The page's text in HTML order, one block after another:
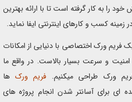
خود را به کار گرفته است تا با ارائه بهترین
کسب و کارهای اینترنتی ایفا نماید.
یک فریم ورک اختصاصی با دنیایی از امکانات
و سرعت بسیار بالاست. در واقع ما
ورک طراحی میکنیم. فریم ورک ها
ای برای آسانتر شدن انجام پروژه های